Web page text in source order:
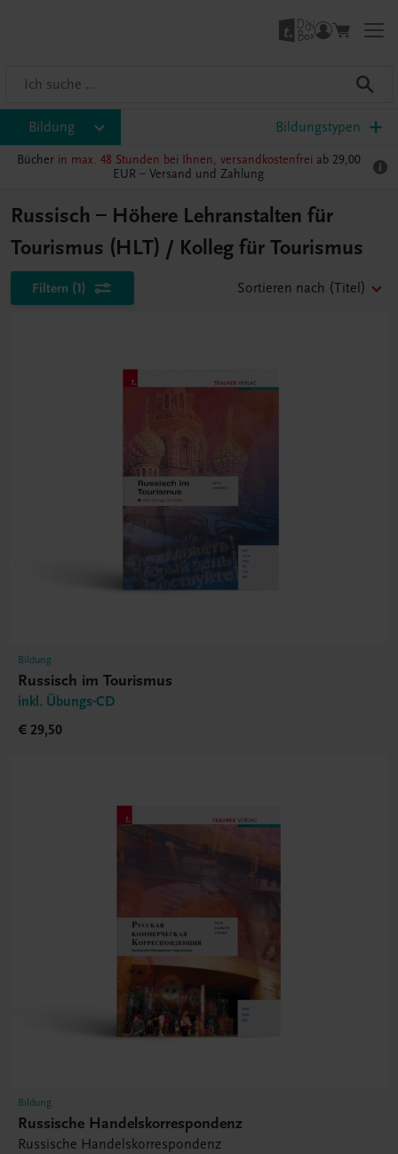
Bildung Bildungstypen
Bücher in max. 48 Stunden bei Ihnen, versandkostenfrei ab 29,00
EUR – Versand und Zahlung
Russisch – Höhere Lehranstalten für
Tourismus (HLT) / Kolleg für Tourismus
Filtern (1) Sortieren nach (Titel)
Bildung
Russisch im Tourismus
inkl. Übungs-CD
€ 29,50
Bildung
Russische Handelskorrespondenz
Russische Handelskorrespondenz